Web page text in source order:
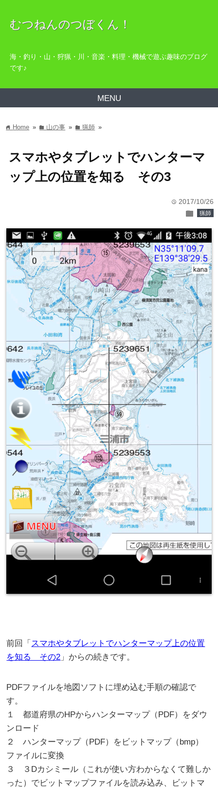
むつねんのつぼくん！
海・釣り・山・狩猟・川・音楽・料理・機械で遊ぶ趣味のブログ
です♪
MENU
home Home » folder 山の事 » folder猟師 »
スマホやタブレットでハンターマ
ップ上の位置を知る その3
time 2017/10/26
folder 猟師
前回「 スマホやタブレットでハンターマップ上の位置
を知る その2 」からの続きです。
PDFファイルを地図ソフトに埋め込む手順の確認で
す。
１ 都道府県のHPからハンターマップ（PDF）をダウ
ンロード
２ ハンターマップ（PDF）をビットマップ（bmp）
ファイルに変換
３ ３Dカシミール（これが使い方わからなくて難しか
った）でビットマップファイルを読み込み、ビットマ